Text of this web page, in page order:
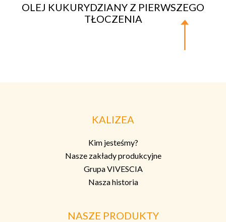
OLEJ KUKURYDZIANY Z PIERWSZEGO
TŁOCZENIA
KALIZEA
Kim jesteśmy?
Nasze zakłady produkcyjne
Grupa VIVESCIA
Nasza historia
NASZE PRODUKTY